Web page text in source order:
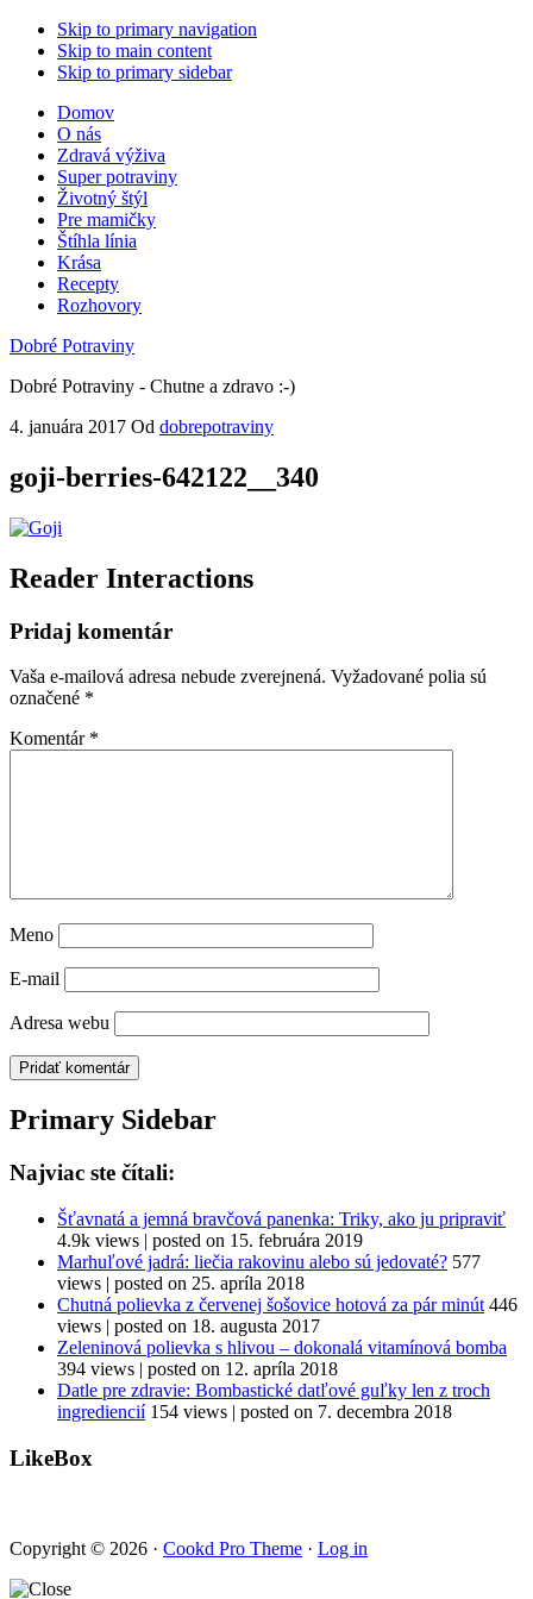
Skip to primary navigation
Skip to main content
Skip to primary sidebar
Domov
O nás
Zdravá výživa
Super potraviny
Životný štýl
Pre mamičky
Štíhla línia
Krása
Recepty
Rozhovory
Dobré Potraviny
Dobré Potraviny - Chutne a zdravo :-)
4. januára 2017 Od dobrepotraviny
goji-berries-642122__340
Reader Interactions
Pridaj komentár
Vaša e-mailová adresa nebude zverejnená. Vyžadované polia sú
označené *
Komentár *
Meno
E-mail
Adresa webu
Primary Sidebar
Najviac ste čítali:
Šťavnatá a jemná bravčová panenka: Triky, ako ju pripraviť
4.9k views | posted on 15. februára 2019
Marhuľové jadrá: liečia rakovinu alebo sú jedovaté? 577
views | posted on 25. apríla 2018
Chutná polievka z červenej šošovice hotová za pár minút 446
views | posted on 18. augusta 2017
Zeleninová polievka s hlivou – dokonalá vitamínová bomba
394 views | posted on 12. apríla 2018
Datle pre zdravie: Bombastické datľové guľky len z troch
ingrediencií 154 views | posted on 7. decembra 2018
LikeBox
Copyright © 2026 · Cookd Pro Theme · Log in